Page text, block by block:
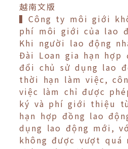
越南文版
▍Công ty môi giới
phí môi giới của lao
Khi người lao động
Đài Loan gia hạn hợp
đổi chủ sử dụng lao
thời hạn làm việc,
việc làm chỉ được
ký và phí giới thiệu
hạn hợp đồng lao
dụng lao động mới,
không được vượt quá